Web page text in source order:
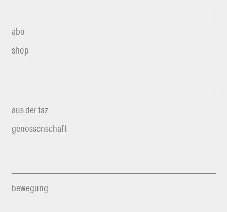
abo
shop
aus der taz
genossenschaft
bewegung